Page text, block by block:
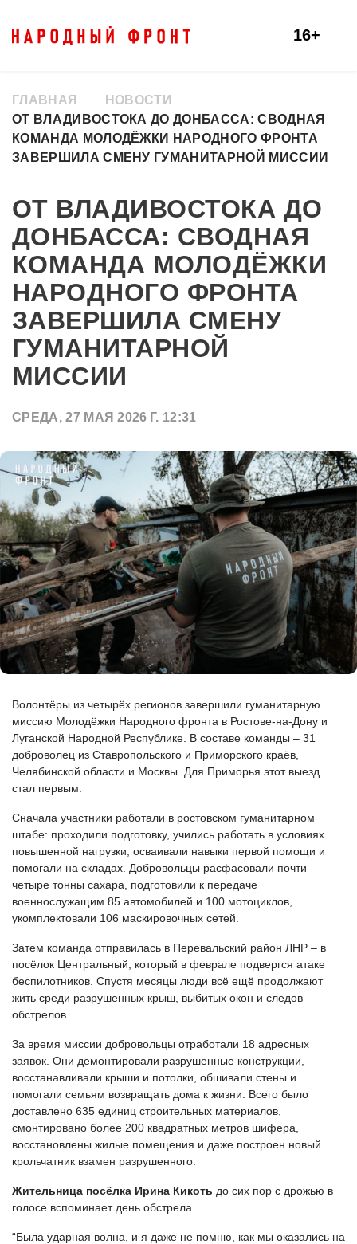
16+
ГЛАВНАЯ
НОВОСТИ
ОТ ВЛАДИВОСТОКА ДО ДОНБАССА: СВОДНАЯ
КОМАНДА МОЛОДЁЖКИ НАРОДНОГО ФРОНТА
ЗАВЕРШИЛА СМЕНУ ГУМАНИТАРНОЙ МИССИИ
ОТ ВЛАДИВОСТОКА ДО
ДОНБАССА: СВОДНАЯ
КОМАНДА МОЛОДЁЖКИ
НАРОДНОГО ФРОНТА
ЗАВЕРШИЛА СМЕНУ
ГУМАНИТАРНОЙ
МИССИИ
СРЕДА, 27 МАЯ 2026 Г. 12:31
Волонтёры из четырёх регионов завершили гуманитарную
миссию Молодёжки Народного фронта в Ростове-на-Дону и
Луганской Народной Республике. В составе команды – 31
доброволец из Ставропольского и Приморского краёв,
Челябинской области и Москвы. Для Приморья этот выезд
стал первым.
Сначала участники работали в ростовском гуманитарном
штабе: проходили подготовку, учились работать в условиях
повышенной нагрузки, осваивали навыки первой помощи и
помогали на складах. Добровольцы расфасовали почти
четыре тонны сахара, подготовили к передаче
военнослужащим 85 автомобилей и 100 мотоциклов,
укомплектовали 106 маскировочных сетей.
Затем команда отправилась в Перевальский район ЛНР – в
посёлок Центральный, который в феврале подвергся атаке
беспилотников. Спустя месяцы люди всё ещё продолжают
жить среди разрушенных крыш, выбитых окон и следов
обстрелов.
За время миссии добровольцы отработали 18 адресных
заявок. Они демонтировали разрушенные конструкции,
восстанавливали крыши и потолки, обшивали стены и
помогали семьям возвращать дома к жизни. Всего было
доставлено 635 единиц строительных материалов,
смонтировано более 200 квадратных метров шифера,
восстановлены жилые помещения и даже построен новый
крольчатник взамен разрушенного.
Жительница посёлка Ирина Кикоть до сих пор с дрожью в
голосе вспоминает день обстрела.
“Была ударная волна, и я даже не помню, как мы оказались на